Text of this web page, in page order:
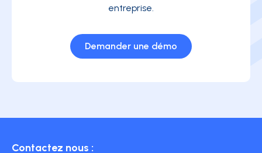
entreprise.
Demander une démo
Contactez nous :